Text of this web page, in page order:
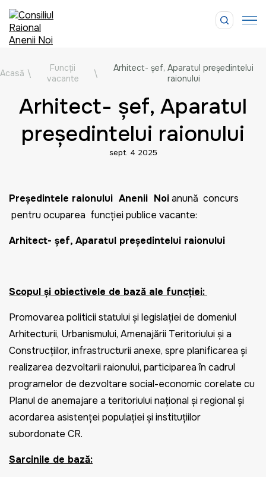
Acasă \
Funcții
vacante
\
Arhitect- șef, Aparatul președintelui
raionului
Arhitect- șef, Aparatul
președintelui raionului
sept. 4 2025
Preşedintele raionului Anenii Noianunţă concurs
pentru ocuparea funcţiei publice vacante:
Arhitect- șef, Aparatul președintelui raionului
Scopul şi obiectivele de bază ale funcţiei:
Promovarea politicii statului și legislației de domeniul
Arhitecturii, Urbanismului, Amenajării Teritoriului și a
Construcțiilor, infrastructurii anexe, spre planificarea şi
realizarea dezvoltarii raionului, participarea în cadrul
programelor de dezvoltare social-economic corelate cu
Planul de anemajare a teritoriului național și regional și
acordarea asistenței populației și instituțiilor
subordonate CR.
Sarcinile de bază: